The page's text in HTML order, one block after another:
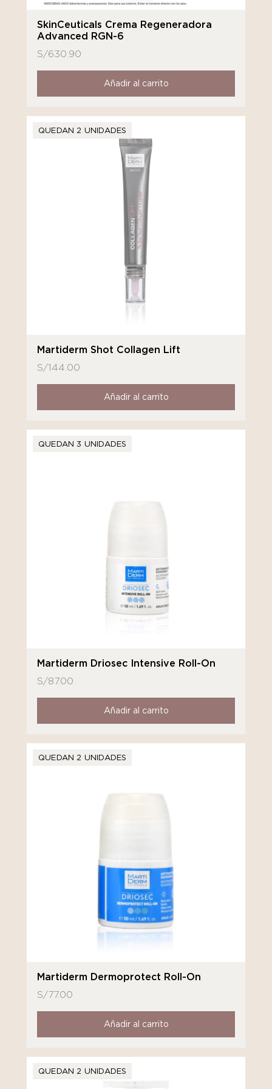
SkinCeuticals Crema Regeneradora
Advanced RGN-6
S/630.90
Añadir al carrito
QUEDAN 2 UNIDADES
Martiderm Shot Collagen Lift
S/144.00
Añadir al carrito
QUEDAN 3 UNIDADES
Martiderm Driosec Intensive Roll-On
S/87.00
Añadir al carrito
QUEDAN 2 UNIDADES
Martiderm Dermoprotect Roll-On
S/77.00
Añadir al carrito
QUEDAN 2 UNIDADES